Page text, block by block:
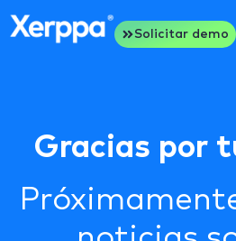
Solicitar demo
Gracias por